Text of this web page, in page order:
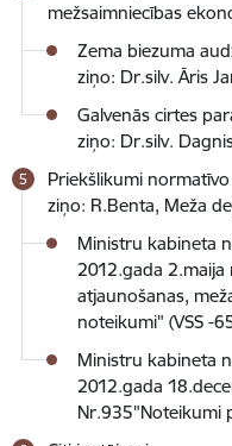
mežsaimniecības
Zema biezuma
ziņo: Dr.silv. Āris
Galvenās cirtes
ziņo: Dr.silv.
Priekšlikumi
ziņo: R.Benta, Meža
Ministru kabineta
2012.gada
atjaunošanas,
noteikumi" (VSS -
Ministru kabineta
2012.gada
Nr.935"Noteikumi